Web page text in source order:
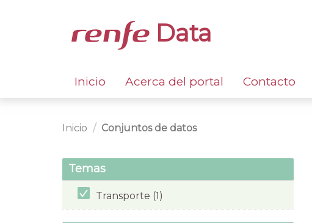
Data
Inicio Acerca del portal Contacto
Inicio Conjuntos de datos
Temas
Transporte (1)